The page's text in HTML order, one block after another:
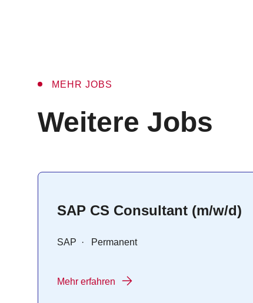
MEHR JOBS
:
Weitere Jobs
SAP CS Consultant (m/w/d)
SAP · Permanent
Mehr erfahren